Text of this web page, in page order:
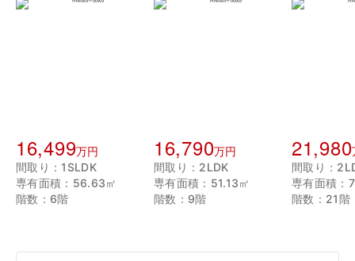
16,499万円
間取り：1SLDK
専有面積：56.63㎡
階数：6階
16,790万円
間取り：2LDK
専有面積：51.13㎡
階数：9階
21,980
間取り：
専有面積：
階数：21階